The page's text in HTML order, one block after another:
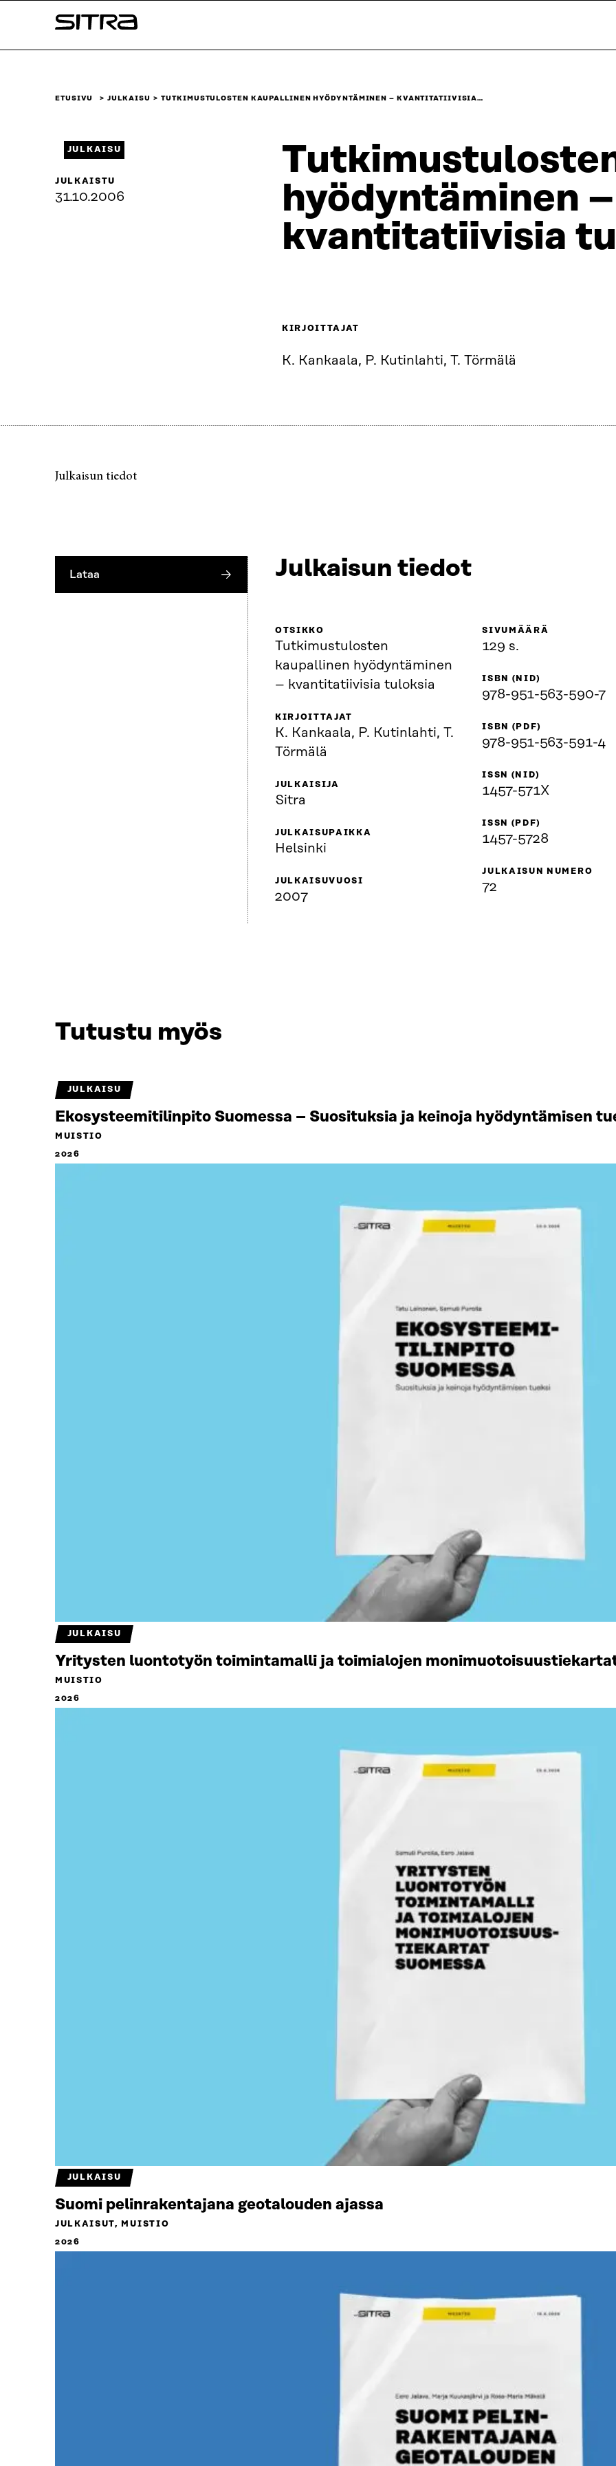
sisältöön
Sitra
ETUSIVU JULKAISU TUTKIMUSTULOSTEN KAUPALLINEN HYÖDYNTÄMINEN – KVANTITATIIVISIA…
hyödyntäminen –
kvantitatiivisia
JULKAISU
JULKAISTU
31.10.2006
KIRJOITTAJAT
K. Kankaala, P. Kutinlahti, T. Törmälä
Julkaisun tiedot
Lataa Julkaisun tiedot
OTSIKKO
Tutkimustulosten
kaupallinen hyödyntäminen
– kvantitatiivisia tuloksia
KIRJOITTAJAT
K. Kankaala, P. Kutinlahti, T.
Törmälä
JULKAISIJA
Sitra
JULKAISUPAIKKA
Helsinki
JULKAISUVUOSI
2007
SIVUMÄÄRÄ
129 s.
ISBN (NID)
978-951-563-590-7
ISBN (PDF)
978-951-563-591-4
ISSN (NID)
1457-571X
ISSN (PDF)
1457-5728
JULKAISUN NUMERO
72
Tutustu myös
JULKAISU
Ekosysteemitilinpito Suomessa – Suosituksia ja keinoja hyödyntämisen
MUISTIO
2026
JULKAISU
Yritysten luontotyön toimintamalli ja toimialojen
MUISTIO
2026
JULKAISU
Suomi pelinrakentajana geotalouden ajassa
JULKAISUT, MUISTIO
2026